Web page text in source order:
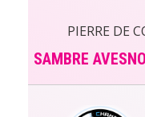
PIERRE DE
SAMBRE